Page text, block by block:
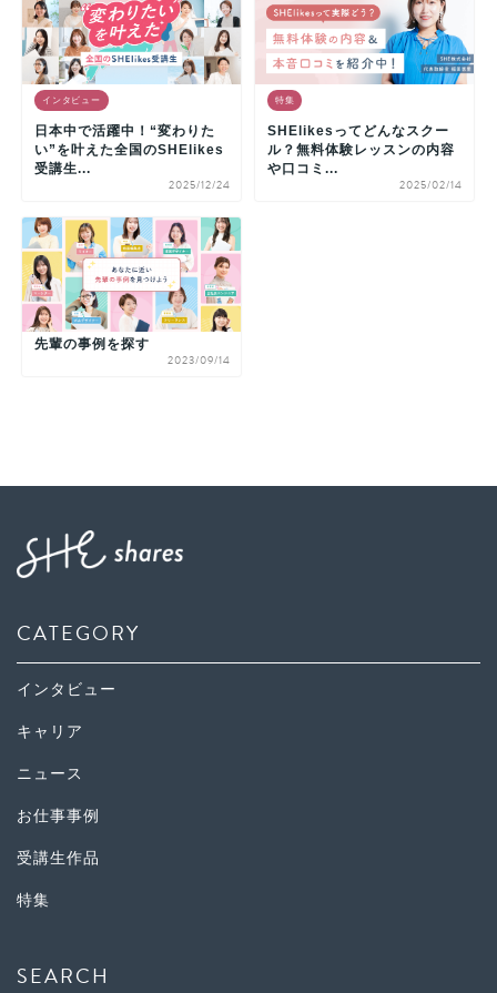
インタビュー
日本中で活躍中！“変わりた
い”を叶えた全国のSHElikes
受講生...
2025/12/24
特集
SHElikesってどんなスクー
ル？無料体験レッスンの内容
や口コミ...
2025/02/14
先輩の事例を探す
2023/09/14
CATEGORY
インタビュー
キャリア
ニュース
お仕事事例
受講生作品
特集
SEARCH